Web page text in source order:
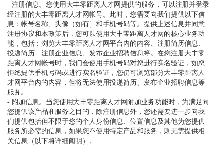
- 注册信息。您使用大丰零距离人才网提供的服务，可以注册并登录
经注册的大丰零距离人才网帐号。此时，您需要向我们提供以下信
息：帐号名称、头像（如有）和手机号码等。提供上述信息并同意
注册协议和本政策后，您可以使用大丰零距离人才网的核心业务功
能，包括：浏览大丰零距离人才网平台内的内容、注册简历信息、
投递简历、注册企业信息、发布企业招聘信息等。在您注册大丰零
距离人才网帐号时，我们会使用手机号码对您进行实名验证，如您
拒绝提供手机号码或进行实名验证，您仍可浏览部分大丰零距离人
才网平台内的内容，但将无法使用投递简历、发布企业招聘信息等
服务。
- 附加信息。当您使用大丰零距离人才网附加业务功能时，为满足向
您提供该产品和服务之目的，除注册信息外，您还需要进一步向我
们提供包括但不限于您的个人身份信息、位置信息及其他为您提供
服务所必需的信息，如果您不使用特定产品和服务，则无需提供相
关信息（以下将详细阐明）。